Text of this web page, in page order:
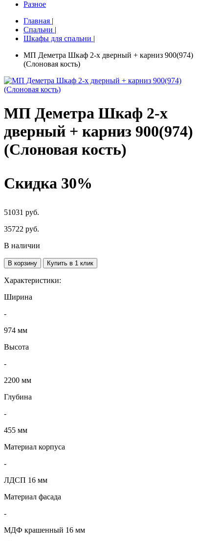
Разное
Главная |
Спальни |
Шкафы для спальни |
МП Деметра Шкаф 2-х дверный + карниз 900(974)
(Слоновая кость)
МП Деметра Шкаф 2-х
дверный + карниз 900(974)
(Слоновая кость)
Скидка 30%
51031 руб.
35722 руб.
В наличии
В корзину Купить в 1 клик
Характеристики:
Ширина
-
974 мм
Высота
-
2200 мм
Глубина
-
455 мм
Материал корпуса
-
ЛДСП 16 мм
Материал фасада
-
МДФ крашенный 16 мм